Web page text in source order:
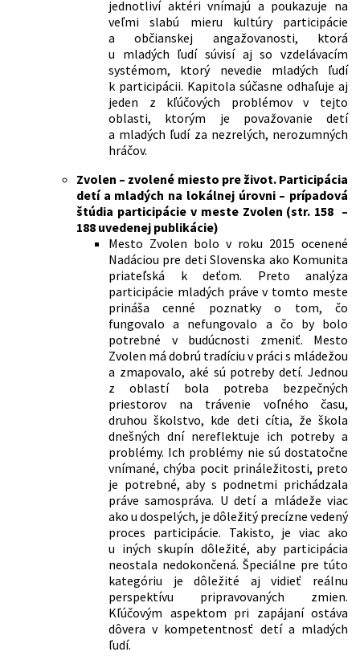
jednotliví aktéri vnímajú a poukazuje na
veľmi slabú mieru kultúry participácie
a občianskej angažovanosti, ktorá
u mladých ľudí súvisí aj so vzdelávacím
systémom, ktorý nevedie mladých ľudí
k participácii. Kapitola súčasne odhaľuje aj
jeden z kľúčových problémov v tejto
oblasti, ktorým je považovanie detí
a mladých ľudí za nezrelých, nerozumných
hráčov.
Zvolen – zvolené miesto pre život. Participácia
detí a mladých na lokálnej úrovni – prípadová
štúdia participácie v meste Zvolen (str. 158 –
188 uvedenej publikácie)
Mesto Zvolen bolo v roku 2015 ocenené
Nadáciou pre deti Slovenska ako Komunita
priateľská k deťom. Preto analýza
participácie mladých práve v tomto meste
prináša cenné poznatky o tom, čo
fungovalo a nefungovalo a čo by bolo
potrebné v budúcnosti zmeniť. Mesto
Zvolen má dobrú tradíciu v práci s mládežou
a zmapovalo, aké sú potreby detí. Jednou
z oblastí bola potreba bezpečných
priestorov na trávenie voľného času,
druhou školstvo, kde deti cítia, že škola
dnešných dní nereflektuje ich potreby a
problémy. Ich problémy nie sú dostatočne
vnímané, chýba pocit prináležitosti, preto
je potrebné, aby s podnetmi prichádzala
práve samospráva. U detí a mládeže viac
ako u dospelých, je dôležitý precízne vedený
proces participácie. Takisto, je viac ako
u iných skupín dôležité, aby participácia
neostala nedokončená. Špeciálne pre túto
kategóriu je dôležité aj vidieť reálnu
perspektívu pripravovaných zmien.
Kľúčovým aspektom pri zapájaní ostáva
dôvera v kompetentnosť detí a mladých
ľudí.